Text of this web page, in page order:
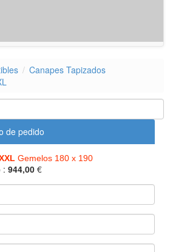
Canapes Tapizados
de pedido
Gemelos 180 x 190
: 944,00 €